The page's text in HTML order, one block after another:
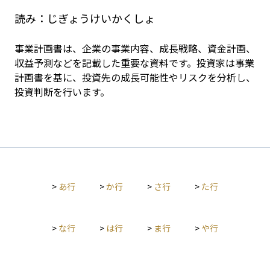
読み： じぎょうけいかくしょ
事業計画書は、企業の事業内容、成長戦略、資金計画、
収益予測などを記載した重要な資料です。投資家は事業
計画書を基に、投資先の成長可能性やリスクを分析し、
投資判断を行います。
> あ行 >か行 > さ行 > た行
> な行 > は行 > ま行 > や行